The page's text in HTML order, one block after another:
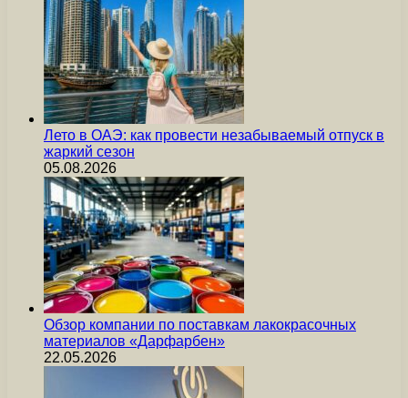
Лето в ОАЭ: как провести незабываемый отпуск в
жаркий сезон
05.08.2026
Обзор компании по поставкам лакокрасочных
материалов «Дарфарбен»
22.05.2026